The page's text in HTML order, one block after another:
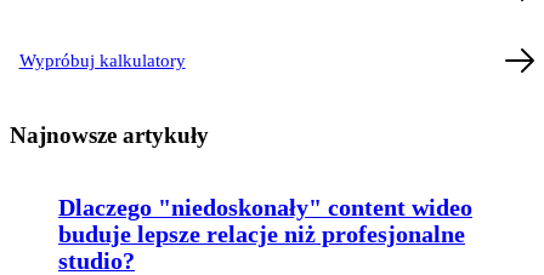
Wypróbuj kalkulatory
Najnowsze artykuły
Dlaczego "niedoskonały" content wideo
buduje lepsze relacje niż profesjonalne
studio?